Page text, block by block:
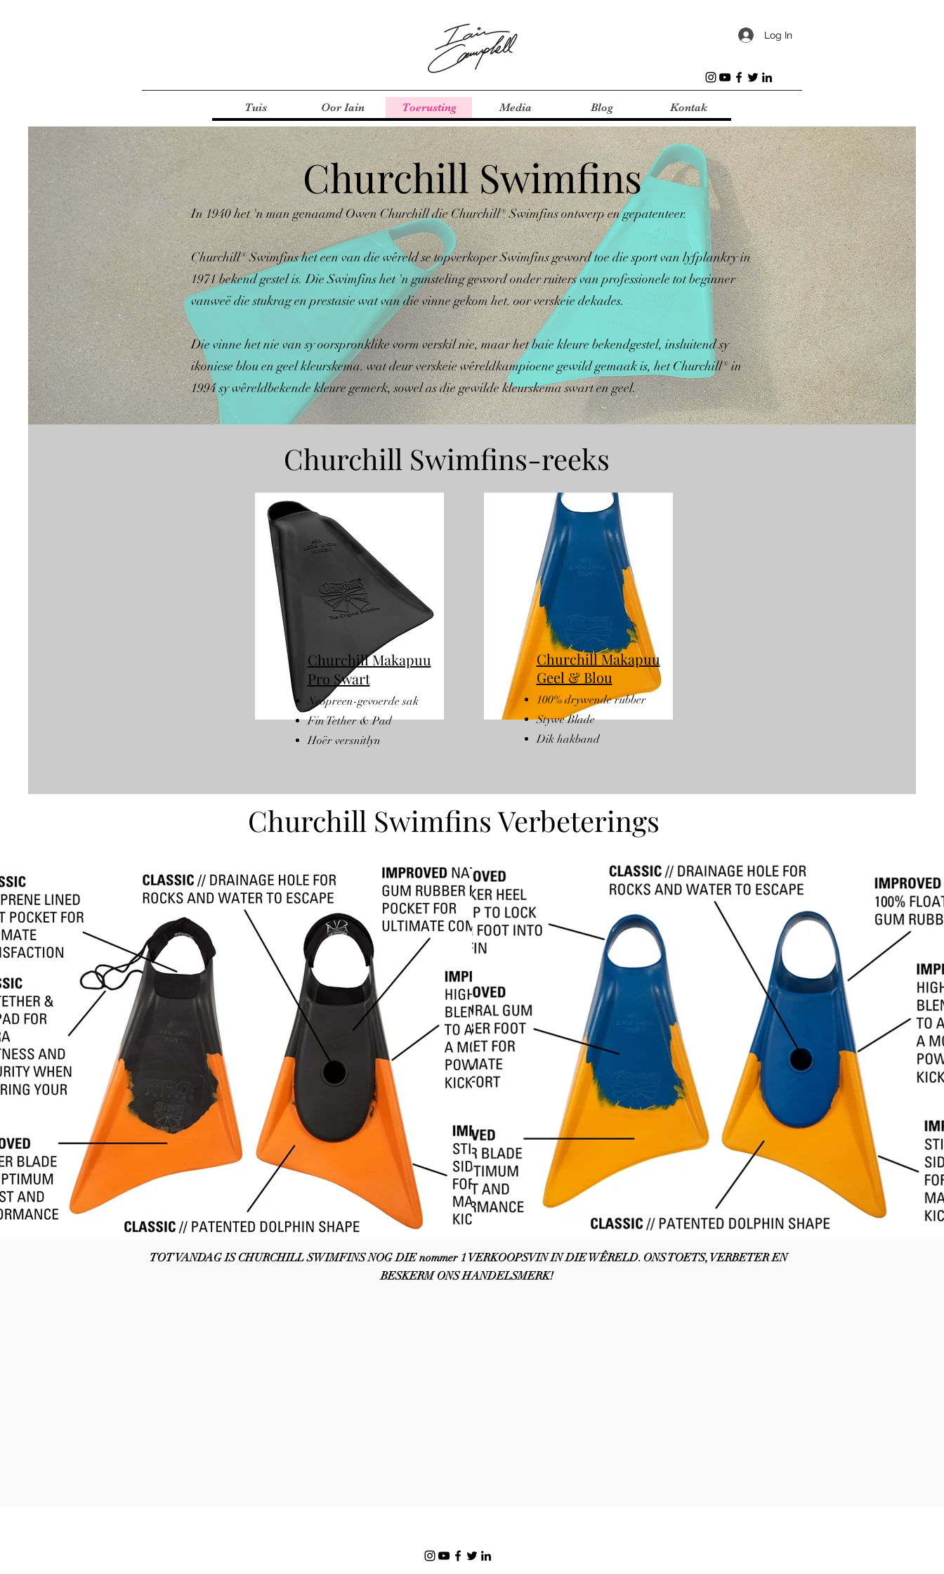
Log In
Tuis Oor Iain Toerusting Media Blog Kontak
Churchill Swimfins
In 1940 het 'n man genaamd Owen Churchill die Churchill® Swimfins ontwerp en gepatenteer.
Churchill® Swimfins het een van die wêreld se topverkoper Swimfins geword toe die sport van lyfplankry in
1971 bekend gestel is. Die Swimfins het 'n gunsteling geword onder ruiters van professionele tot beginner
vanweë die stukrag en prestasie wat van die vinne gekom het. oor verskeie dekades.
Die vinne het nie van sy oorspronklike vorm verskil nie, maar het baie kleure bekendgestel, insluitend sy
ikoniese blou en geel kleurskema. wat deur verskeie wêreldkampioene gewild gemaak is, het Churchill® in
1994 sy wêreldbekende kleure gemerk, sowel as die gewilde kleurskema swart en geel.
Churchill Swimfins-reeks
Churchill Makapuu
Pro Swart
Neopreen-gevoerde sak
Fin Tether & Pad
Hoër versnitlyn
Churchill Makapuu
Geel & Blou
100% drywende rubber
Stywe Blade
Dik hakband
Churchill Swimfins Verbeterings
TOT VANDAG IS CHURCHILL SWIMFINS NOG DIE nommer 1 VERKOOPSVIN IN DIE WÊRELD. ONS TOETS, VERBETER EN
BESKERM ONS HANDELSMERK!